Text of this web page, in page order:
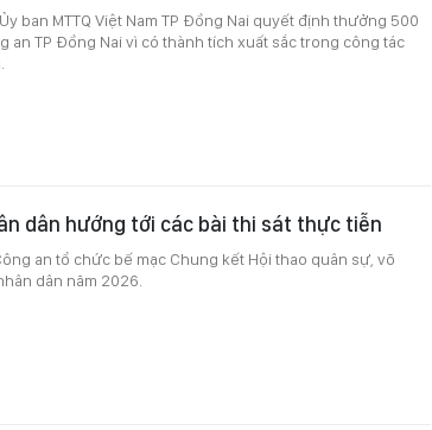
ban MTTQ Việt Nam TP Đồng Nai quyết định thưởng 500
an TP Đồng Nai vì có thành tích xuất sắc trong công tác
dân hướng tới các bài thi sát thực tiễn
an tổ chức bế mạc Chung kết Hội thao quân sự, võ
dân năm 2026.